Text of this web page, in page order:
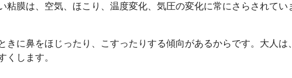
膜は、空気、ほこり、温度変化、気圧の変化に常にさらされて
に鼻をほじったり、こすったりする傾向があるからです。大人
くします。